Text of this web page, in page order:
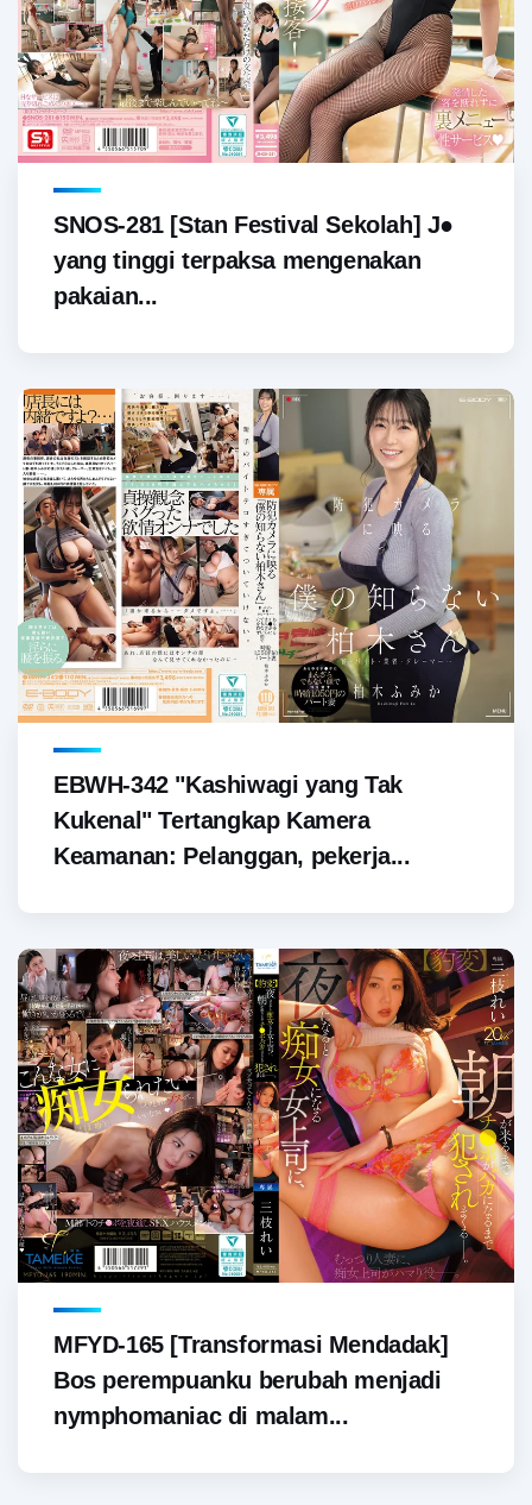
SNOS-281 [Stan Festival Sekolah] J●
yang tinggi terpaksa mengenakan
pakaian...
EBWH-342 "Kashiwagi yang Tak
Kukenal" Tertangkap Kamera
Keamanan: Pelanggan, pekerja...
MFYD-165 [Transformasi Mendadak]
Bos perempuanku berubah menjadi
nymphomaniac di malam...